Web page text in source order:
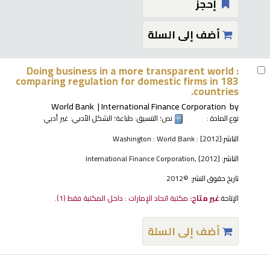
إحجز
أضف إلى السلة
Doing business in a more transparent world :
comparing regulation for domestic firms in 183
countries.
by
International Finance Corporation
World Bank
نوع المادة : نص؛ التنسيق: طباعة؛ الشكل الأدبي: غير أدبي
الناشر:Washington : World Bank : [2012]
الناشر:
تاريخ حقوق النشر: ©2012
الإتاحة:غير متاح: مكتبة اتحاد الإمارات : داخل المكتبة فقط(1).
أضف إلى السلة